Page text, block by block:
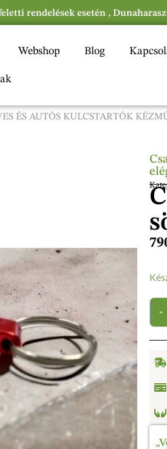
rendelések esetén ,
Webshop Blog
ÉS AUTÓS KULCSTARTÓK